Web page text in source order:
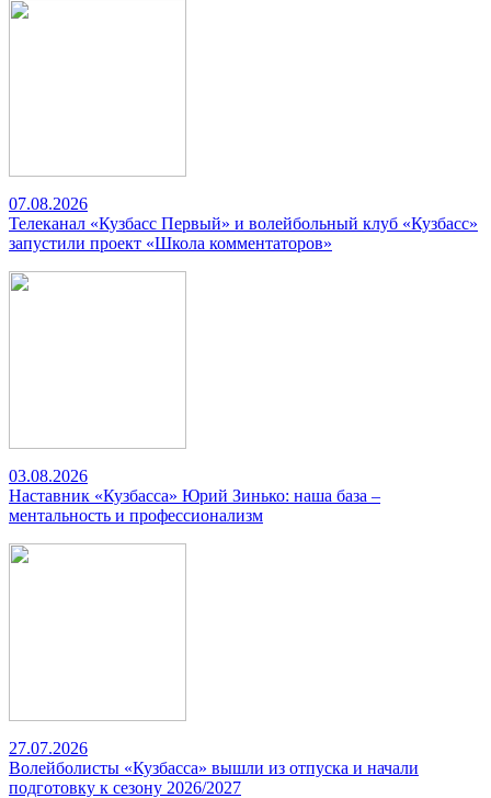
07.08.2026
Телеканал «Кузбасс Первый» и волейбольный клуб «Кузбасс»
запустили проект «Школа комментаторов»
03.08.2026
Наставник «Кузбасса» Юрий Зинько: наша база –
ментальность и профессионализм
27.07.2026
Волейболисты «Кузбасса» вышли из отпуска и начали
подготовку к сезону 2026/2027